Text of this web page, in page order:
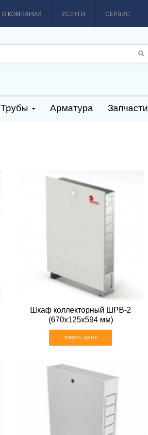
СЕРВИС
УСЛУГИ
О КОМПАНИИ
Трубы Арматура Запчасти
Шкаф коллекторный ШРВ-2
(670х125х594 мм)
УЗНАТЬ ЦЕНУ